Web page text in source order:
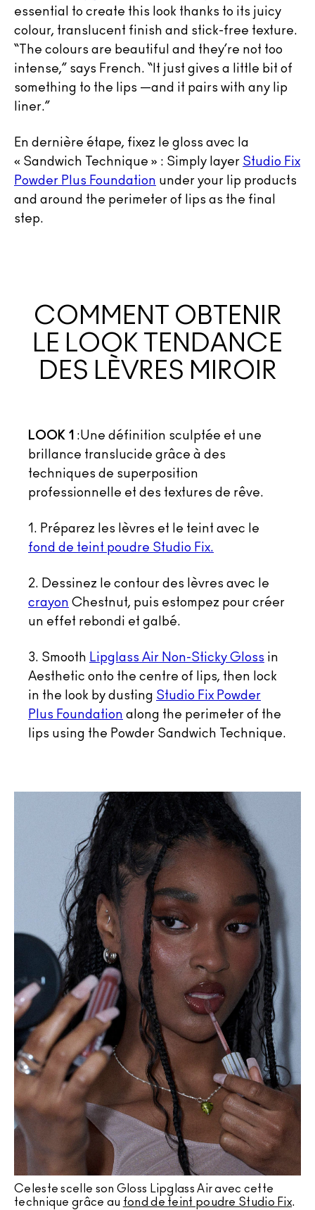
essential to create this look thanks to its juicy
colour, translucent finish and stick-free texture.
“The colours are beautiful and they’re not too
intense,” says French. “It just gives a little bit of
something to the lips —and it pairs with any lip
liner.”
En dernière étape, fixez le gloss avec la
« Sandwich Technique » : Simply layer Studio Fix
Powder Plus Foundation under your lip products
and around the perimeter of lips as the final
step.
COMMENT OBTENIR
LE LOOK TENDANCE
DES LÈVRES MIROIR
LOOK 1 :Une définition sculptée et une
brillance translucide grâce à des
techniques de superposition
professionnelle et des textures de rêve.
1. Préparez les lèvres et le teint avec le
fond de teint poudre Studio Fix.
2. Dessinez le contour des lèvres avec le
crayon Chestnut, puis estompez pour créer
un effet rebondi et galbé.
3. Smooth Lipglass Air Non-Sticky Gloss in
Aesthetic onto the centre of lips, then lock
in the look by dusting Studio Fix Powder
Plus Foundation along the perimeter of the
lips using the Powder Sandwich Technique.
Celeste scelle son Gloss Lipglass Air avec cette
technique grâce au fond de teint poudre Studio Fix.